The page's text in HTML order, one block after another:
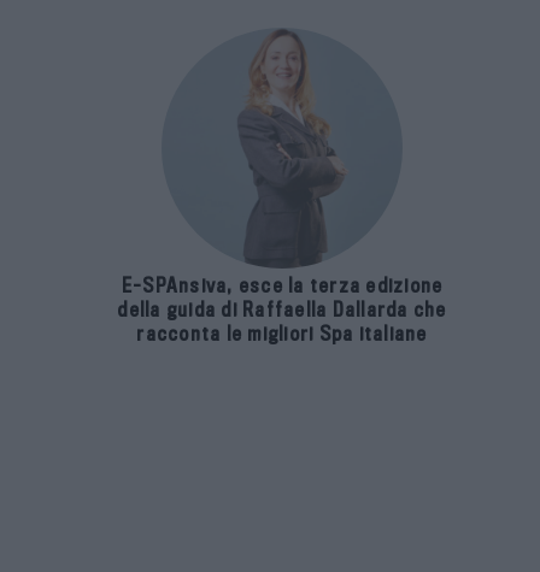
E-SPAnsiva, esce la terza edizione
della guida di Raffaella Dallarda che
racconta le migliori Spa italiane